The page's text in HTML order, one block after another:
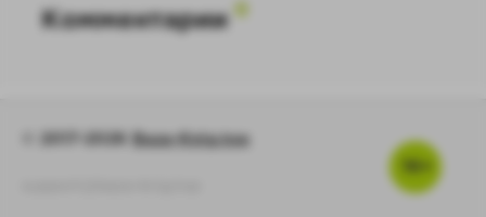
Комментарии
Baza-Knig.top